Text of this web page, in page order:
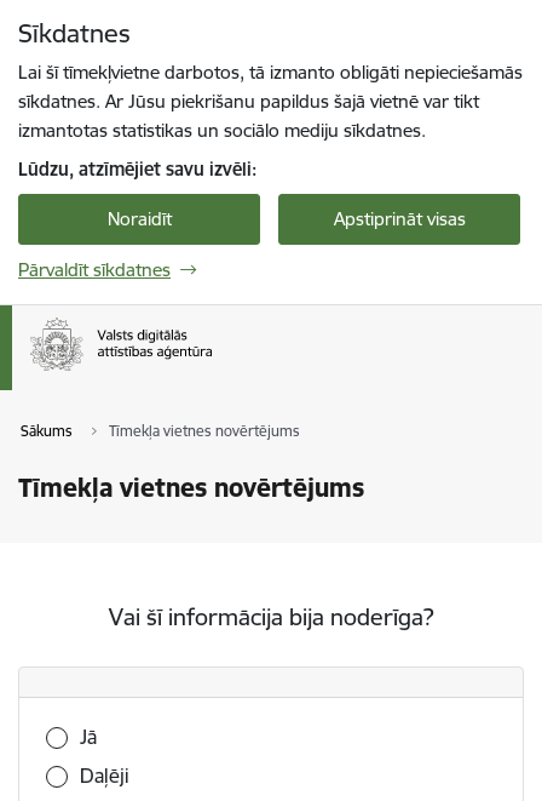
Sīkdatnes
Lai šī tīmekļvietne darbotos, tā izmanto obligāti nepieciešamās
sīkdatnes. Ar Jūsu piekrišanu papildus šajā vietnē var tikt
izmantotas statistikas un sociālo mediju sīkdatnes.
Lūdzu, atzīmējiet savu izvēli:
Noraidīt Apstiprināt visas
Pārvaldīt sīkdatnes
Sākums Tīmekļa vietnes novērtējums
Tīmekļa vietnes novērtējums
Vai šī informācija bija noderīga?
Vai šī informācija bija noderīga?
Jā
Daļēji